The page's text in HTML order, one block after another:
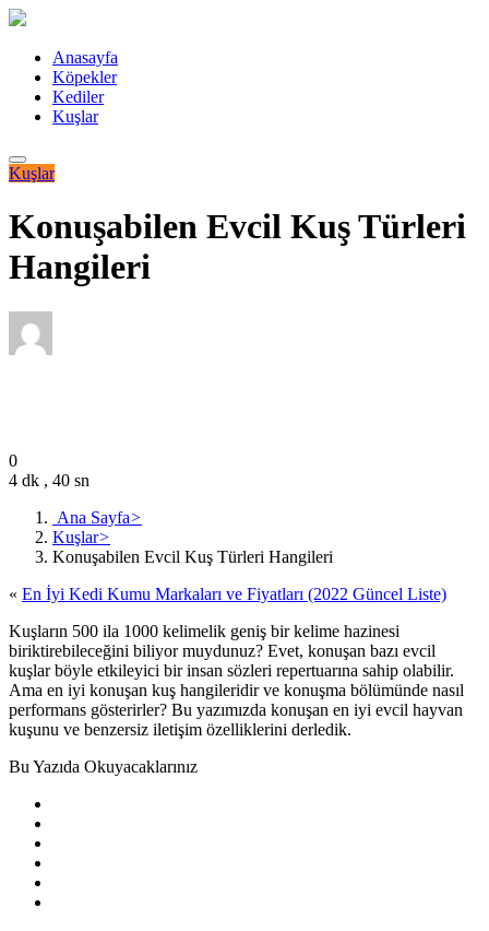
Anasayfa
Köpekler
Kediler
Kuşlar
Kuşlar
Konuşabilen Evcil Kuş Türleri
Hangileri
0
4 dk , 40 sn
Ana Sayfa>
Kuşlar>
Konuşabilen Evcil Kuş Türleri Hangileri
« En İyi Kedi Kumu Markaları ve Fiyatları (2022 Güncel Liste)
Kuşların 500 ila 1000 kelimelik geniş bir kelime hazinesi
biriktirebileceğini biliyor muydunuz? Evet, konuşan bazı evcil
kuşlar böyle etkileyici bir insan sözleri repertuarına sahip olabilir.
Ama en iyi konuşan kuş hangileridir ve konuşma bölümünde nasıl
performans gösterirler? Bu yazımızda konuşan en iyi evcil hayvan
kuşunu ve benzersiz iletişim özelliklerini derledik.
Bu Yazıda Okuyacaklarınız